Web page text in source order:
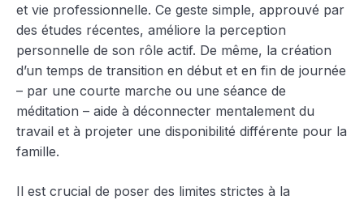
et vie professionnelle. Ce geste simple, approuvé par
des études récentes, améliore la perception
personnelle de son rôle actif. De même, la création
d’un temps de transition en début et en fin de journée
– par une courte marche ou une séance de
méditation – aide à déconnecter mentalement du
travail et à projeter une disponibilité différente pour la
famille.
Il est crucial de poser des limites strictes à la